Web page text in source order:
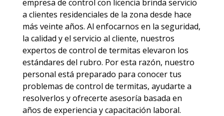
empresa de control con licencia brinda servicio
a clientes residenciales de la zona desde hace
más veinte años. Al enfocarnos en la seguridad,
la calidad y el servicio al cliente, nuestros
expertos de control de termitas elevaron los
estándares del rubro. Por esta razón, nuestro
personal está preparado para conocer tus
problemas de control de termitas, ayudarte a
resolverlos y ofrecerte asesoría basada en
años de experiencia y capacitación laboral.